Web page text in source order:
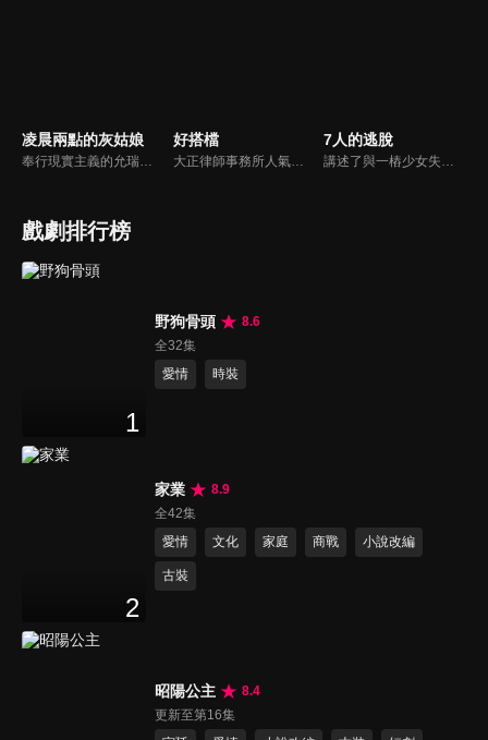
凌晨兩點的灰姑娘
奉行現實主義的允瑞得知完美男友柱元是「富三代」後，竟爽快收下柱元母親給予的紅包並狠飛男友！愛情至上的柱元為此發動挽救攻勢，這時藝術家成民卻闖進允瑞的生活，兩人因誤會而了解，關係漸漸親密，牽手的一幕更被柱元目睹，一場火花四濺的三角戀由此一觸即發！
好搭檔
大正律師事務所人氣離婚律師車恩京與新人律師韓宥利，兩人初見面就互不對盤，更經常因為對案件的看法不同產生激烈衝突，直到韓宥利意外撞見車恩京的秘密，她才發現原來兩人有許多共通點，從此兩人漸漸了解彼此...
7人的逃脫
講述了與一樁少女失蹤案相關的七名惡人為活下去而展開血腥生存競爭復仇的故事。因為一個少女的失蹤，而被牽連在一起的7個人相遇後，為了逃脫未知的威脅，他們展開了一場狠毒的逃脫記。其中夾雜的謊言與欲望，將充滿高度的反轉又反轉，並會掀起一場腥風血雨。
戲劇排行榜
1
野狗骨頭
8.6
全32集
愛情
時裝
2
家業
8.9
全42集
愛情
文化 家庭 商戰 小說改編
古裝
昭陽公主
8.4
更新至第16集